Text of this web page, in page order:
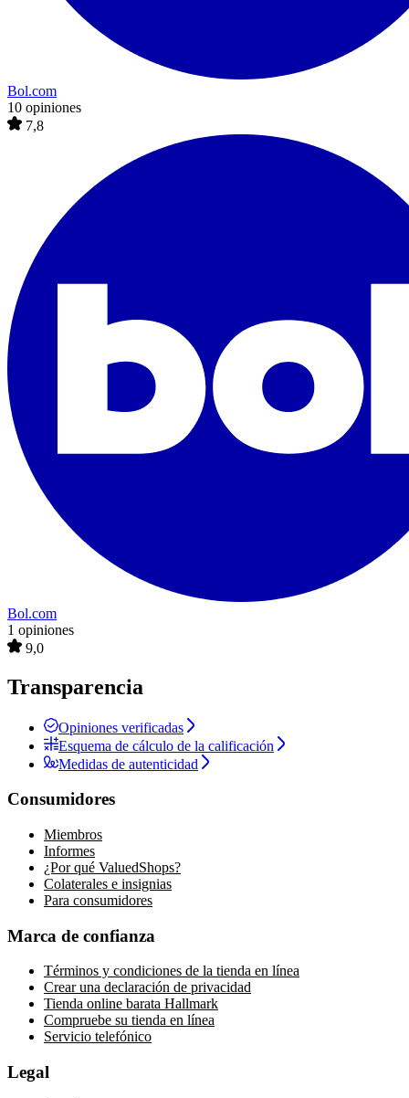
Bol.com
10 opiniones
7,8
Bol.com
1 opiniones
9,0
Transparencia
Opiniones verificadas
Esquema de cálculo de la calificación
Medidas de autenticidad
Consumidores
Miembros
Informes
¿Por qué ValuedShops?
Colaterales e insignias
Para consumidores
Marca de confianza
Términos y condiciones de la tienda en línea
Crear una declaración de privacidad
Tienda online barata Hallmark
Compruebe su tienda en línea
Servicio telefónico
Legal